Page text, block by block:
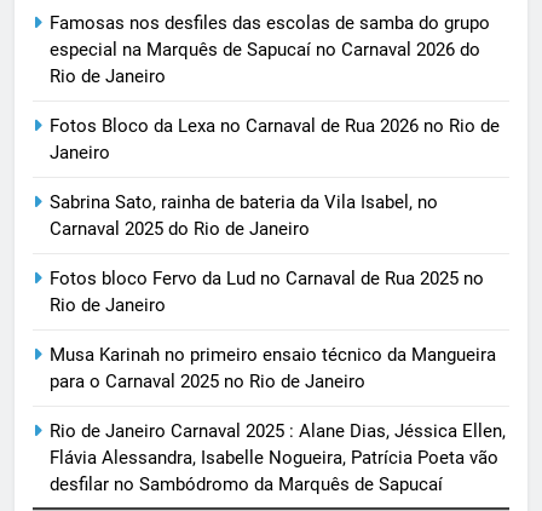
Famosas nos desfiles das escolas de samba do grupo
especial na Marquês de Sapucaí no Carnaval 2026 do
Rio de Janeiro
Fotos Bloco da Lexa no Carnaval de Rua 2026 no Rio de
Janeiro
Sabrina Sato, rainha de bateria da Vila Isabel, no
Carnaval 2025 do Rio de Janeiro
Fotos bloco Fervo da Lud no Carnaval de Rua 2025 no
Rio de Janeiro
Musa Karinah no primeiro ensaio técnico da Mangueira
para o Carnaval 2025 no Rio de Janeiro
Rio de Janeiro Carnaval 2025 : Alane Dias, Jéssica Ellen,
Flávia Alessandra, Isabelle Nogueira, Patrícia Poeta vão
desfilar no Sambódromo da Marquês de Sapucaí